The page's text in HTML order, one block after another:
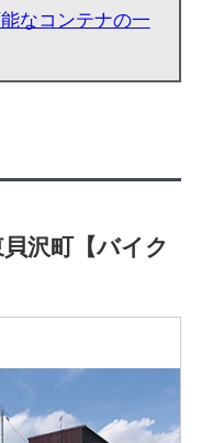
なコンテナの一
沢町【バイク